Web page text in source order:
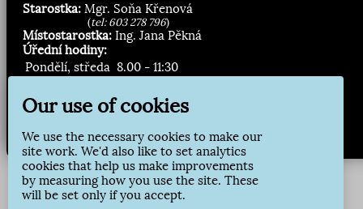
Starostka: Mgr. Soňa Křenová
(tel: 603 278 796)
Místostarostka: Ing. Jana Pěkná
Úřední hodiny:
Pondělí, středa 8.00 - 11:30
Přihlásit odběr
Our use of cookies
We use the necessary cookies to make our
site work. We'd also like to set analytics
cookies that help us make improvements
by measuring how you use the site. These
will be set only if you accept.